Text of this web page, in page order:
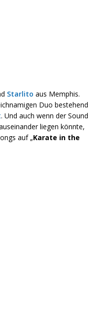
Starlito aus Memphis.
Duo bestehend
. Und auch wenn der Sound
liegen könnte,
auf „Karate in the